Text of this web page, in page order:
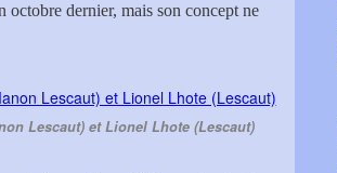
octobre dernier, mais son concept ne
Lescaut) et Lionel Lhote (Lescaut)